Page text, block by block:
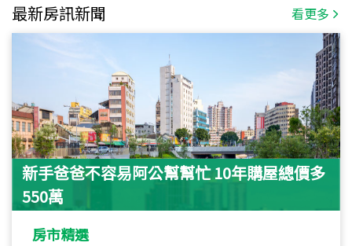
最新房訊新聞 看更多
新手爸爸不容易阿公幫幫忙 10年購屋總價多
550萬
房市精選